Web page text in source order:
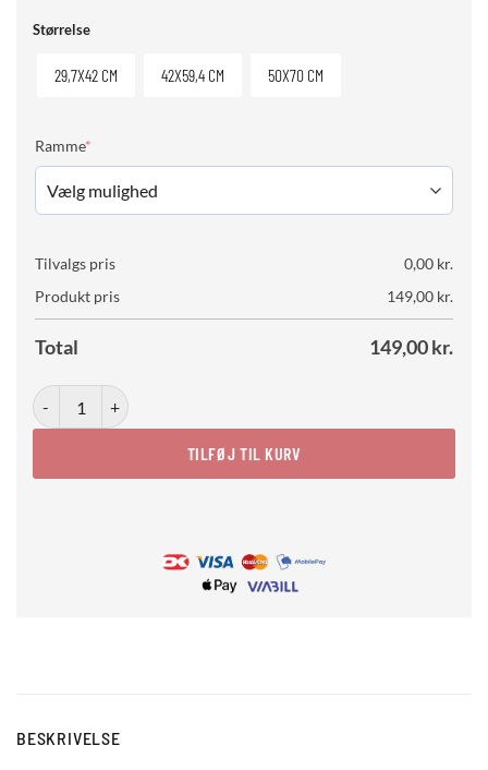
Størrelse
29,7X42 CM 42X59,4 CM 50X70 CM
Ramme*
Tilvalgs pris 0,00 kr.
Produkt pris
149,00 kr.
Total 149,00kr.
Matisse The Dance No. 02 antal
TILFØJ TIL KURV
BESKRIVELSE